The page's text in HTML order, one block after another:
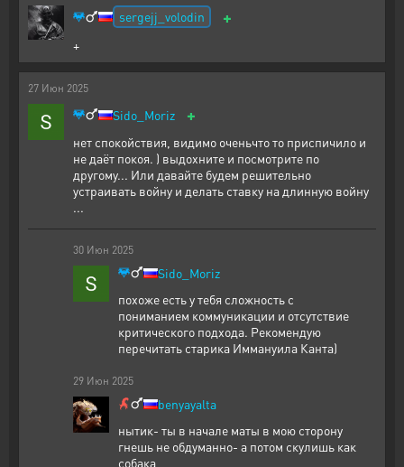
sergejj_volodin +
+
27 Июн 2025
Sido_Moriz +
нет спокойствия, видимо оченьчто то приспичило и
не даёт покоя. ) выдохните и посмотрите по
другому... Или давайте будем решительно
устраивать войну и делать ставку на длинную войну
...
30 Июн 2025
Sido_Moriz
похоже есть у тебя сложность с
пониманием коммуникации и отсутствие
критического подхода. Рекомендую
перечитать старика Иммануила Канта)
29 Июн 2025
benyayalta
нытик- ты в начале маты в мою сторону
гнешь не обдуманно- а потом скулишь как
собака